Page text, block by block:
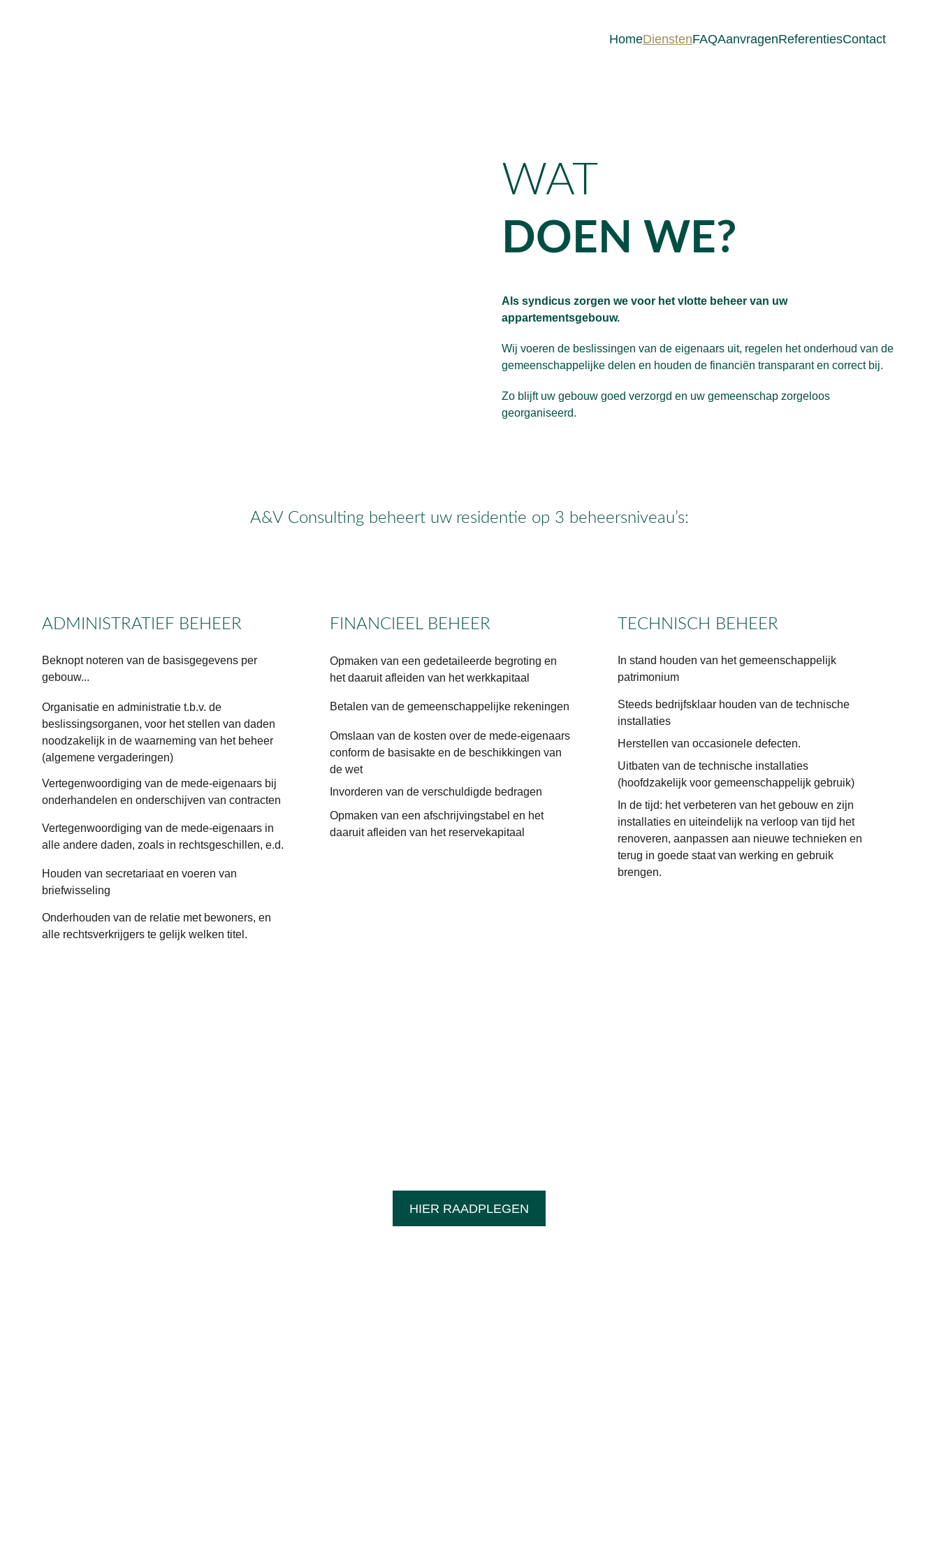
HomeDienstenFAQAanvragenReferentiesContact
WAT
DOEN WE?
Als syndicus zorgen we voor het vlotte beheer van uw
appartementsgebouw.
Wij voeren de beslissingen van de eigenaars uit, regelen het onderhoud van de
gemeenschappelijke delen en houden de financiën transparant en correct bij.
Zo blijft uw gebouw goed verzorgd en uw gemeenschap zorgeloos
georganiseerd.
A&V Consulting beheert uw residentie op 3 beheersniveau’s:
ADMINISTRATIEF BEHEER
Beknopt noteren van de basisgegevens per
gebouw...
Organisatie en administratie t.b.v. de
beslissingsorganen, voor het stellen van daden
noodzakelijk in de waarneming van het beheer
(algemene vergaderingen)
Vertegenwoordiging van de mede-eigenaars bij
onderhandelen en onderschijven van contracten
Vertegenwoordiging van de mede-eigenaars in
alle andere daden, zoals in rechtsgeschillen, e.d.
Houden van secretariaat en voeren van
briefwisseling
Onderhouden van de relatie met bewoners, en
alle rechtsverkrijgers te gelijk welken titel.
FINANCIEEL BEHEER
Opmaken van een gedetaileerde begroting en
het daaruit afleiden van het werkkapitaal
Betalen van de gemeenschappelijke rekeningen
Omslaan van de kosten over de mede-eigenaars
conform de basisakte en de beschikkingen van
de wet
Invorderen van de verschuldigde bedragen
Opmaken van een afschrijvingstabel en het
daaruit afleiden van het reservekapitaal
In stand houden van het gemeenschappelijk
patrimonium
Steeds bedrijfsklaar houden van de technische
installaties
Herstellen van occasionele defecten.
Uitbaten van de technische installaties
(hoofdzakelijk voor gemeenschappelijk gebruik)
In de tijd: het verbeteren van het gebouw en zijn
installaties en uiteindelijk na verloop van tijd het
renoveren, aanpassen aan nieuwe technieken en
terug in goede staat van werking en gebruik
brengen.
TECHNISCH BEHEER
HIER RAADPLEGEN